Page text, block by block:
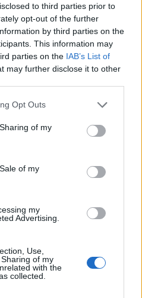
to third parties prior to
opt-out of the further
by third parties on the
This information may
parties on the IAB’s List of
may further disclose it to other
app uses one or more Google
behaviour. You may click to
and its third-party tags to
purposes in below Google
Opt Outs
of my
of my
my
Advertising.
Use,
of my
with the
collected.